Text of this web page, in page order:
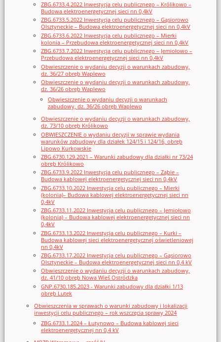
ZBG.6733.4.2022 Inwestycja celu publicznego – Królikowo –
Budowa elektroenergetycznej sieci nn 0,4kV
ZBG.6733.5.2022 Inwestycja celu publicznego – Gąsiorowo
Olsztyneckie – Budowa elektroenergetycznej sieci nn 0,4kV
ZBG.6733.6.2022 Inwestycja celu publicznego – Mierki
kolonia – Przebudowa elektroenergetycznej sieci nn 0,4kV
ZBG.6733.7.2022 Inwestycja celu publicznego – Jemiołowo –
Przebudowa elektroenergetycznej sieci nn 0,4kV
Obwieszczenie o wydaniu decyzji o warunkach zabudowy,
dz. 36/27 obręb Waplewo
Obwieszczenie o wydaniu decyzji o warunkach zabudowy,
dz. 36/26 obręb Waplewo
Obwieszczenie o wydaniu decyzji o warunkach
zabudowy, dz. 36/26 obręb Waplewo
Obwieszczenie o wydaniu decyzji o warunkach zabudowy,
dz. 73/10 obręb Królikowo
OBWIESZCZENIE o wydaniu decyzji w sprawie wydania
warunków zabudowy dla działek 124/15 i 124/16, obręb
Lipowo Kurkowskie
ZBG.6730.129.2021 – Warunki zabudowy dla działki nr 73/24
obręb Królikowo
ZBG.6733.9.2022 Inwestycja celu publicznego – Ząbie –
Budowa kablowej elektroenergetycznej sieci nn 0,4kV
ZBG.6733.10.2022 Inwestycja celu publicznego – Mierki
(kolonia)– Budowa kablowej elektroenergetycznej sieci nn
0,4kV
ZBG.6733.11.2022 Inwestycja celu publicznego – Jemiołowo
(kolonia) – Budowa kablowej elektroenergetycznej sieci nn
0,4kV
ZBG.6733.13.2022 Inwestycja celu publicznego – Kurki –
Budowa kablowej sieci elektroenergetycznej oświetleniowej
nn 0,4kV
ZBG.6733.17.2022 Inwestycja celu publicznego – Gąsiorowo
Olsztyneckie – Budowa elektroenergetycznej sieci nn 0,4 kV
Obwieszczenie o wydaniu decyzji o warunkach zabudowy,
dz. 41/10 obręb Nowa Wieś Ostródzka
GNP.6730.185.2023 - Warunki zabudowy dla działki 1/13
obręb Lutek
Obwieszczenia w sprawach o warunki zabudowy i lokalizacji
inwestycji celu publicznego – rok wszczęcia sprawy 2024
ZBG.6733.1.2024 – Łutynowo – Budowa kablowej sieci
elektroenergetycznej nn 0,4 kV